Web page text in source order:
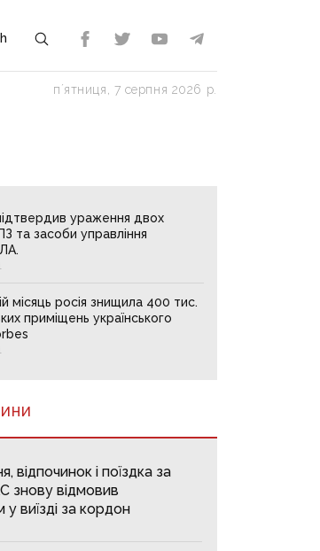
пʼятниця, 7 серпня 2026 р.
ураження двох
та засоби управління
місяць росія знищила 400 тис.
приміщень українського
відпочинок і поїздка за
знову відмовив
виїзді за кордон